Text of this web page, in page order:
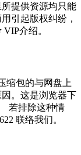
提供资源均只能
引起版权纠纷，
介绍。
缩包的与网盘上
。这是浏览器下
若排除这种情
联络我们。